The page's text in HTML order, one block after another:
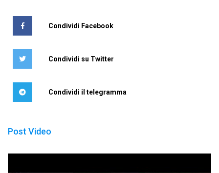
Condividi Facebook
Condividi su Twitter
Condividi il telegramma
Post Video